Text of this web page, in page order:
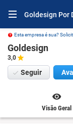
Goldesign Por
Esta empresa é sua?
Goldesign
3,0
Seguir
Visão Geral